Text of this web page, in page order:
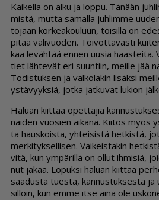
Kai­kel­la on al­ku ja lop­pu. Tä­nään
mis­tä, mut­ta sa­mal­la juh­lim­me
to­jaan kor­ke­a­kou­luun, toi­sil­la on
pi­tää vä­li­vuo­den. Toi­vot­ta­vas­ti
kaa le­väh­tää en­nen uu­sia haas­tei­ta.
tiet läh­te­vät eri suun­tiin, meil­le jää
To­dis­tuk­sen ja val­ko­la­kin li­säk­si
ys­tä­vyyk­siä, jot­ka jat­ku­vat lu­ki­on
Ha­lu­an kiit­tää opet­ta­jia
näi­den vuo­sien ai­ka­na. Kii­tos myös
ta haus­kois­ta, yh­tei­sis­tä het­kis­tä,
mer­ki­tyk­sel­li­sen. Vai­keis­ta­kin
vi­tä, kun ym­pä­ril­lä on ol­lut ih­mi­siä,
nut ja­kaa. Lo­puk­si ha­lu­an kiit­tää
saa­dus­ta tu­es­ta, kan­nus­tuk­ses­ta ja
sil­loin, kun em­me it­se ai­na ole